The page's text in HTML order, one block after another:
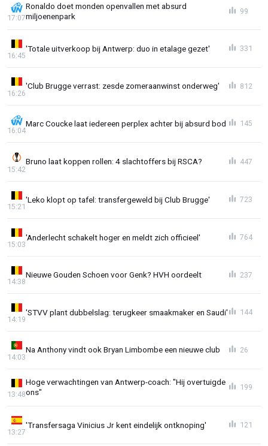
Ronaldo doet monden openvallen met absurd
miljoenenpark
17:07
99
'Totale uitverkoop bij Antwerp: duo in etalage gezet'
16:45
331
'Club Brugge verrast: zesde zomeraanwinst onderweg'
16:26
812
Marc Coucke laat iedereen perplex achter bij absurd bod
16:04
145
Bruno laat koppen rollen: 4 slachtoffers bij RSCA?
15:42
447
'Leko klopt op tafel: transfergeweld bij Club Brugge'
15:21
723
'Anderlecht schakelt hoger en meldt zich officieel'
15:03
764
Nieuwe Gouden Schoen voor Genk? HVH oordeelt
14:38
237
'STVV plant dubbelslag: terugkeer smaakmaker en Saudi'
14:19
144
Na Anthony vindt ook Bryan Limbombe een nieuwe club
14:03
26
Hoge verwachtingen van Antwerp-coach: "Hij overtuigde
ons"
13:48
199
'Transfersaga Vinicius Jr kent eindelijk ontknoping'
13:27
121